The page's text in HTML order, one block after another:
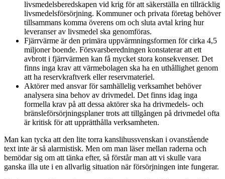
livsmedelsberedskapen vid krig för att säkerställa en tillräcklig
livsmedelsförsörjning. Kommuner och privata företag behöver
tillsammans komma överens om och sluta avtal kring hur
leveranser av livsmedel ska genomföras.
Fjärrvärme är den primära uppvärmningsformen för cirka 4,5
miljoner boende. Försvarsberedningen konstaterar att ett
avbrott i fjärrvärmen kan få mycket stora konsekvenser. Det
finns inga krav att värmebolagen ska ha en uthållighet genom
att ha reservkraftverk eller reservmateriel.
Aktörer med ansvar för samhällelig verksamhet behöver
analysera sina behov av drivmedel. Det finns idag inga
formella krav på att dessa aktörer ska ha drivmedels- och
bränsleförsörjningsplaner trots att tillgången på drivmedel ofta
är kritisk för att upprätthålla verksamheten.
Man kan tycka att den lite torra kanslihussvenskan i ovanstående
text inte är så alarmistisk. Men om man läser mellan raderna och
bemödar sig om att tänka efter, så förstår man att vi skulle vara
ganska illa ute i en allvarlig situation när försörjningen inte fungerar.